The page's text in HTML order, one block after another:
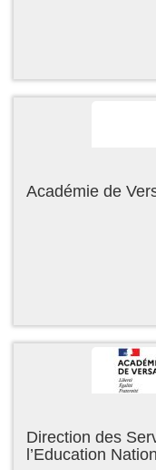
Académie de
Direction des
l’Education